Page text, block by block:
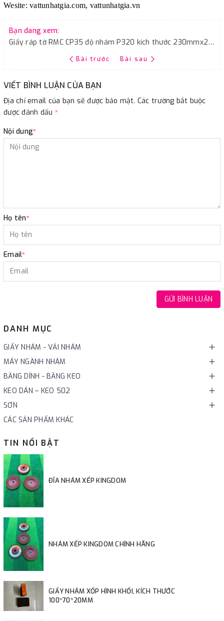
DANH MỤC
GIẤY NHÁM - VẢI NHÁM
MÁY NGÀNH NHÁM
BĂNG DÍNH - BĂNG KEO
KEO DÁN – KEO 502
SƠN
CÁC SẢN PHẨM KHÁC
TIN NỔI BẬT
ĐĨA NHÁM XẾP KINGDOM
NHÁM XẾP KINGDOM CHÍNH HÃNG
GIẤY NHÁM XỐP HÌNH KHỐI, KÍCH THƯỚC
100*70*20MM
Wesite: vattunhatgia.com, vattunhatgia.vn
Bạn đang xem:
Giấy ráp tờ RMC CP35 độ nhám P320 kích thước 230mmx280mm 100 tờ/tập
Bài trước Bài sau
VIẾT BÌNH LUẬN CỦA BẠN
Địa chỉ email của bạn sẽ được bảo mật. Các trường bắt buộc
được đánh dấu *
Nội dung*
Họ tên*
Email*
GỬI BÌNH LUẬN